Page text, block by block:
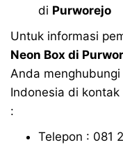
di Purworejo
Untuk informasi
Neon Box di
Anda
Indonesia di
:
Telepon : 081